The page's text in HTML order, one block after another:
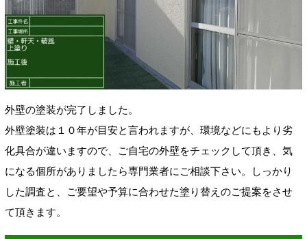
外壁の塗装が完了しました。
外壁塗装は１０年が目安と言われますが、環境などにもより劣
化具合が違いますので、ご自宅の外壁をチェックして頂き、気
になる個所がありましたら専門業者にご相談下さい。しっかり
した調査と、ご要望や予算に合わせた塗り替えのご提案をさせ
て頂きます。